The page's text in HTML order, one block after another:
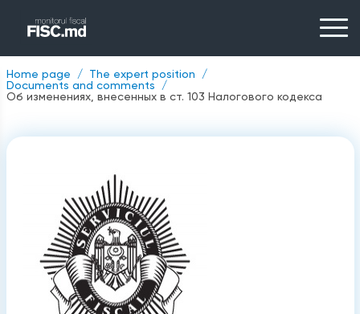
Home page
The expert position
Documents and comments
Об изменениях, внесенных в ст. 103 Налогового кодекса